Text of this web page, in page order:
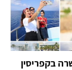
בקפריסין